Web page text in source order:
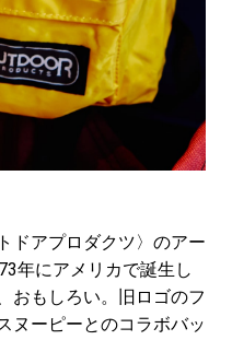
ドアプロダクツ〉のアー
年にアメリカで誕生し
おもしろい。旧ロゴのフ
ヌーピーとのコラボバッ